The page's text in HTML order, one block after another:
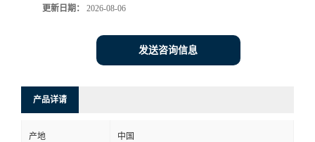
更新日期： 2026-08-06
发送咨询信息
产品详请
产地 中国